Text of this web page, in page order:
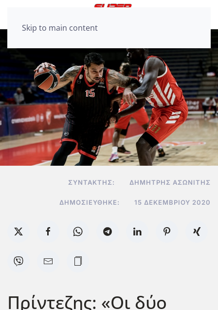
Skip to main content
ΣΥΝΤΆΚΤΗΣ: ΔΗΜΉΤΡΗΣ ΑΣΩΝΊΤΗΣ
ΔΗΜΟΣΙΕΎΘΗΚΕ: 15 ΔΕΚΕΜΒΡΊΟΥ 2020
Πρίντεζης: «Οι δύο